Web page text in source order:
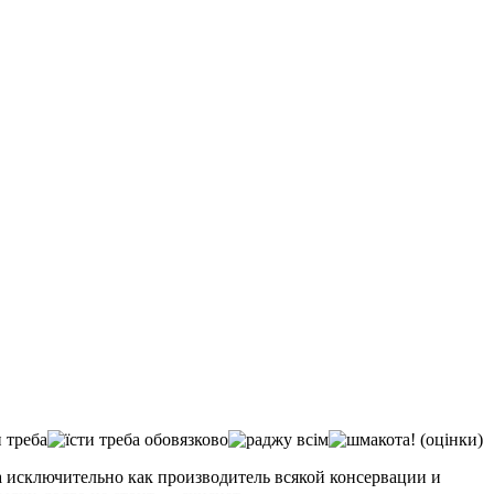
(оцінки)
как производитель всякой консервации и